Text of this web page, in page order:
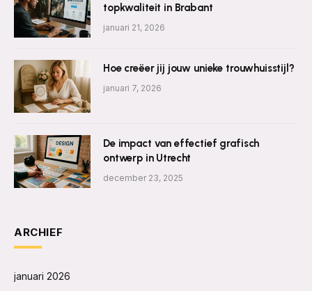
topkwaliteit in Brabant
januari 21, 2026
Hoe creëer jij jouw unieke trouwhuisstijl?
januari 7, 2026
De impact van effectief grafisch
ontwerp in Utrecht
december 23, 2025
ARCHIEF
januari 2026